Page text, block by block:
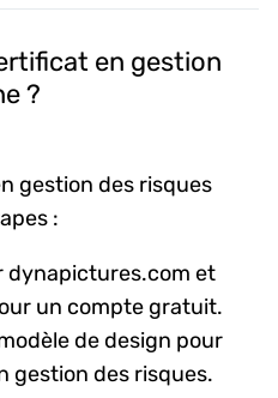
en gestion
?
gestion des risques
:
dynapictures.com et
un compte gratuit.
de design pour
gestion des risques.